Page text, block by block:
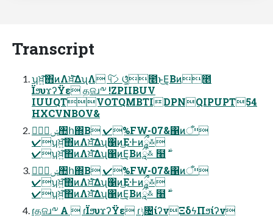
Transcript
ʮਖ਼͍͠΋ͷΛਖ਼ͭ͘͘͠ΔʯΛ ୳ࡧ͠ଓ͚͖ͯͨ೥ͱ͜Ε͔Βͷ೥
ΪϧυϫʔΫε தଜɹ༸ !ZPIIBUV
IUUQTVOTQMBTIDPNQIPUPT54
HXCVNBOV&
✔ࣗݾ঺հ΍Β ✔%FW-07&΁ͷײँ
✔ʮਖ਼͍͠΋ͷΛਖ਼ͭ͘͘͠Δʯ΁ͷ͜Ε·Ͱͷཱྀ࿏
✔ࣗݾ঺հ΍Β ✔%FW-07&΁ͷײँ
✔ʮਖ਼͍͠΋ͷΛਖ਼ͭ͘͘͠Δʯ΁ͷ͜Ε·Ͱͷཱྀ࿏
ɾதଜɹ༸ Α͏  ɾΪϧυϫʔΫε ɾݱ৔ίʔνΞδϟΠϧίʔν